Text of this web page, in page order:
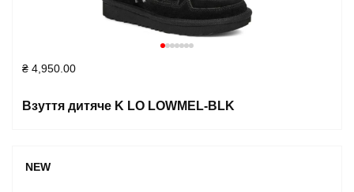
₴ 4,950.00
Взуття дитяче K LO LOWMEL-BLK
NEW